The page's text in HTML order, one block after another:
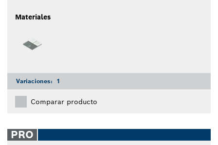
Materiales
Variaciones: 1
Comparar producto
PRO